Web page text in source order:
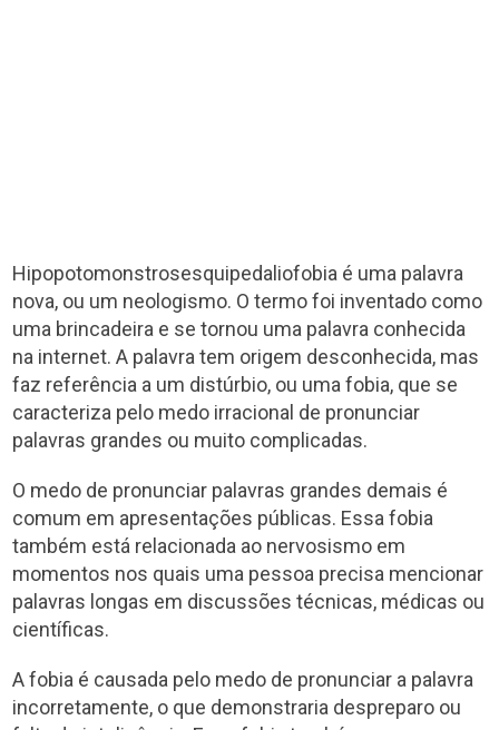
Hipopotomonstrosesquipedaliofobia é uma palavra
nova, ou um neologismo. O termo foi inventado como
uma brincadeira e se tornou uma palavra conhecida
na internet. A palavra tem origem desconhecida, mas
faz referência a um distúrbio, ou uma fobia, que se
caracteriza pelo medo irracional de pronunciar
palavras grandes ou muito complicadas.
O medo de pronunciar palavras grandes demais é
comum em apresentações públicas. Essa fobia
também está relacionada ao nervosismo em
momentos nos quais uma pessoa precisa mencionar
palavras longas em discussões técnicas, médicas ou
científicas.
A fobia é causada pelo medo de pronunciar a palavra
incorretamente, o que demonstraria despreparo ou